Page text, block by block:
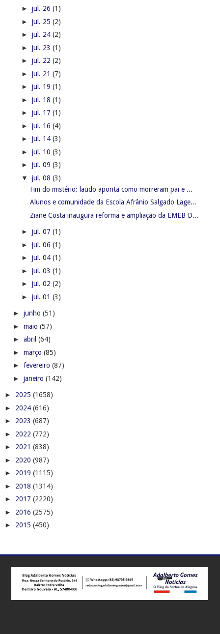
► jul. 26 (1)
► jul. 25 (2)
► jul. 24 (2)
► jul. 23 (1)
► jul. 22 (2)
► jul. 21 (7)
► jul. 19 (1)
► jul. 18 (1)
► jul. 17 (1)
► jul. 16 (4)
► jul. 14 (3)
► jul. 10 (3)
► jul. 09 (3)
▼ jul. 08 (3)
Fim do mistério: laudo aponta como morreram pai e ...
Alunos e comunidade da Escola Afrânio Salgado Lage...
Ziane Costa inaugura reforma e ampliação da EMEB D...
► jul. 07 (1)
► jul. 06 (1)
► jul. 04 (1)
► jul. 03 (1)
► jul. 02 (2)
► jul. 01 (3)
► junho (51)
► maio (57)
► abril (64)
► março (85)
► fevereiro (87)
► janeiro (142)
► 2025 (1658)
► 2024 (616)
► 2023 (687)
► 2022 (772)
► 2021 (838)
► 2020 (987)
► 2019 (1115)
► 2018 (1314)
► 2017 (2220)
► 2016 (2575)
► 2015 (450)